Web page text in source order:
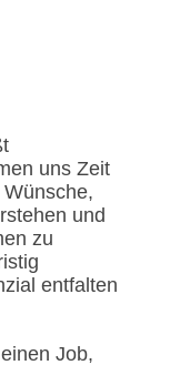
uns Zeit
und
zu
entfalten
Job,